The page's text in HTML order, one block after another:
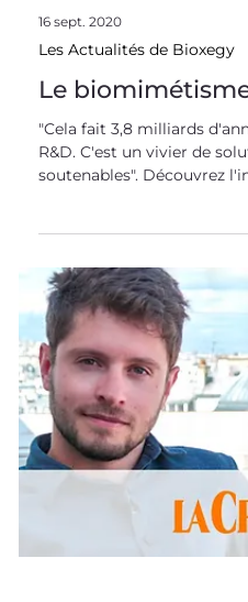
biomimétisme, et lui
importance stratégique
tant du point de vue
avec Mme Tiegna, nous
de Bioxegy, spécialiste
L'occasion de lui faire part
d'expérience auprès de
Les Actualités de Bioxegy
Le